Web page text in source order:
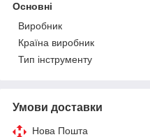
Основні
Виробник
Країна виробник
Тип інструменту
Умови доставки
Нова Пошта